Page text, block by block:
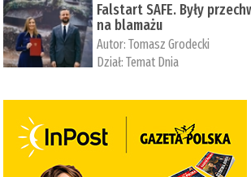
Falstart SAFE. Były
na blamażu
Autor:Tomasz Grodecki
Dział:Temat Dnia